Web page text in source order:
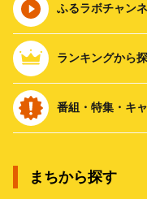
ふるラボチャン
ランキングから
番組・特集・キ
まちから探す